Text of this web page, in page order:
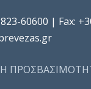
60600 | Fax: